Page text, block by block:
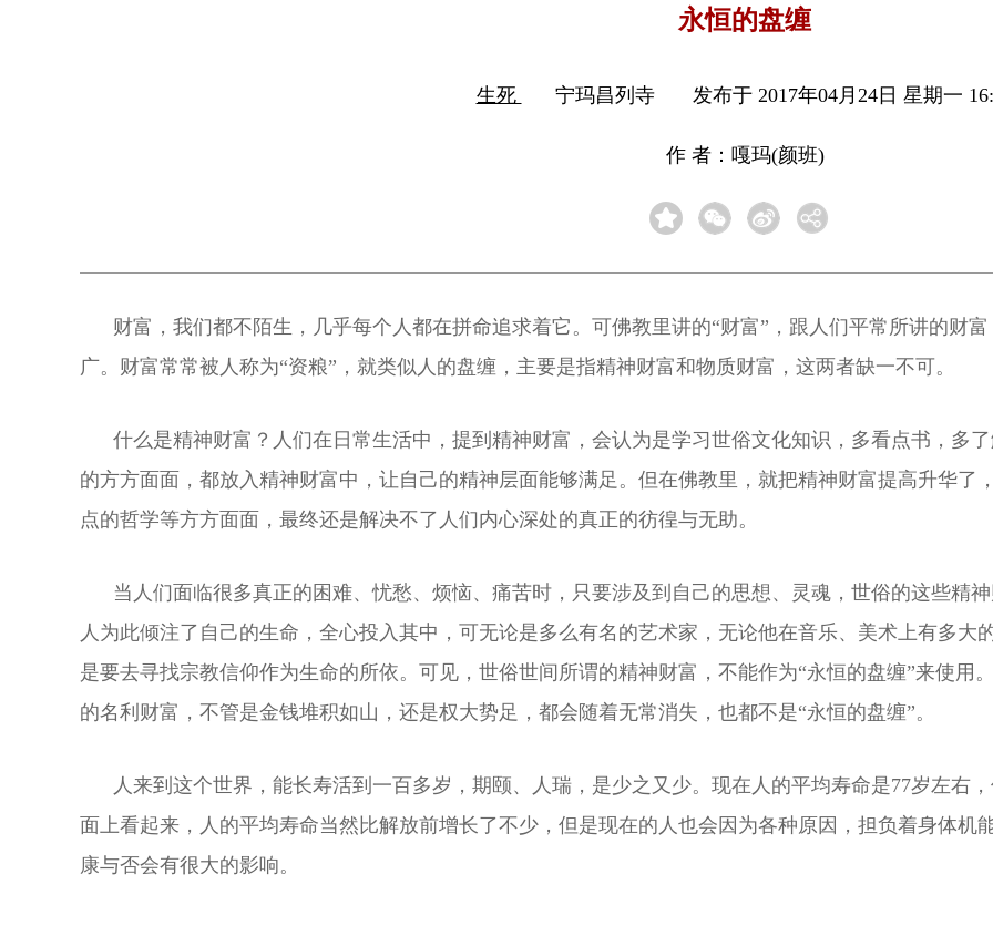
永恒的盘缠
生死 宁玛昌列寺 发布于 2017年04月24日 星期一
作 者：嘎玛(颜班)
财富，我们都不陌生，几乎每个人都在拼命追求着它。可佛教里讲的“财富”，跟人们平常所讲的财
广。财富常常被人称为“资粮”，就类似人的盘缠，主要是指精神财富和物质财富，这两者缺一不可。
什么是精神财富？人们在日常生活中，提到精神财富，会认为是学习世俗文化知识，多看点书，多
的方方面面，都放入精神财富中，让自己的精神层面能够满足。但在佛教里，就把精神财富提高升华了
点的哲学等方方面面，最终还是解决不了人们内心深处的真正的彷徨与无助。
当人们面临很多真正的困难、忧愁、烦恼、痛苦时，只要涉及到自己的思想、灵魂，世俗的这些精
人为此倾注了自己的生命，全心投入其中，可无论是多么有名的艺术家，无论他在音乐、美术上有多大
是要去寻找宗教信仰作为生命的所依。可见，世俗世间所谓的精神财富，不能作为“永恒的盘缠”来使用
的名利财富，不管是金钱堆积如山，还是权大势足，都会随着无常消失，也都不是“永恒的盘缠”。
人来到这个世界，能长寿活到一百多岁，期颐、人瑞，是少之又少。现在人的平均寿命是77岁左右
面上看起来，人的平均寿命当然比解放前增长了不少，但是现在的人也会因为各种原因，担负着身体机
康与否会有很大的影响。